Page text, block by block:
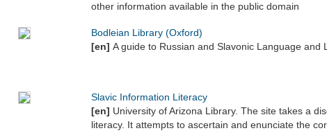
other information available in the public domain
Bodleian Library (Oxford)
[en] A guide to Russian and Slavonic Language and
Slavic Information Literacy
[en] University of Arizona Library. The site takes a
literacy. It attempts to ascertain and enunciate the